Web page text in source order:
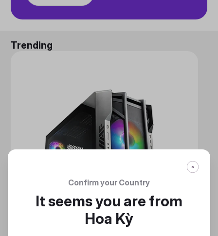
Trending
Confirm your Country
It seems you are from
Hoa Kỳ